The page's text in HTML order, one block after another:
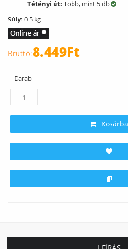
Tétényi út: Több, mint 5 db
Súly: 0.5 kg
8.449Ft
Darab
Kosárba